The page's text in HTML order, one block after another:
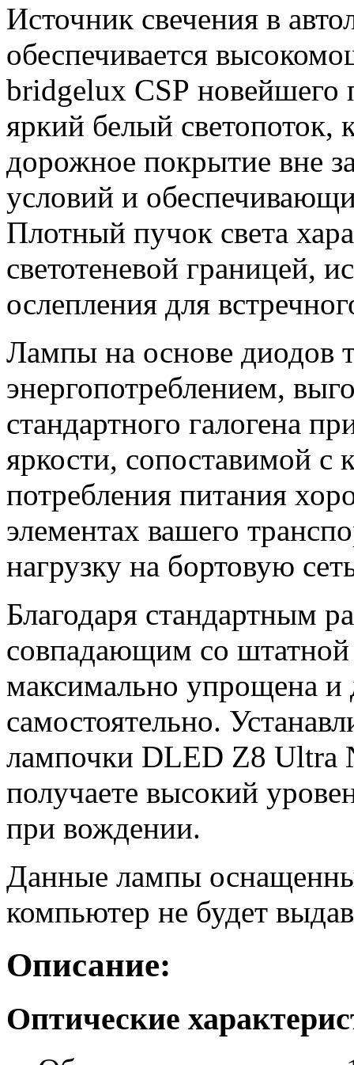
Источник свечения в
обеспечивается
bridgelux CSP
яркий белый
дорожное покрытие вне
условий и
Плотный пучок света
светотеневой границей,
ослепления для
Лампы на основе диодов
энергопотреблением,
стандартного галогена
яркости, сопоставимой
потребления питания
элементах вашего
нагрузку на бортовую
Благодаря стандартным
совпадающим со штатной
максимально упрощена и
самостоятельно.
лампочки DLED Z8 Ultra
получаете высокий
при вождении.
Данные лампы
компьютер не будет
Описание:
Оптические